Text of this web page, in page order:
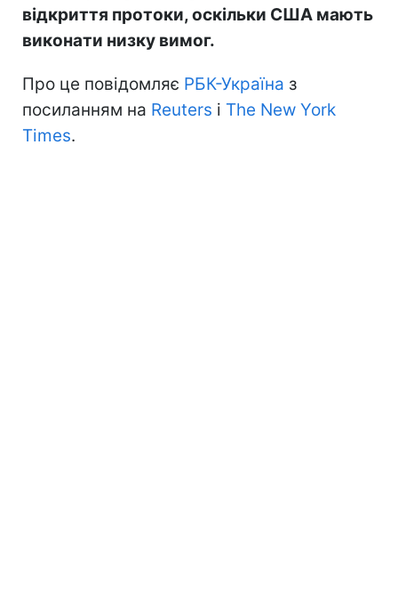
відкриття протоки, оскільки США мають
виконати низку вимог.
Про це повідомляє РБК-Україна з
посиланням на Reuters і The New York
Times.